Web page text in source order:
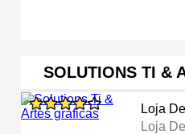
SOLUTIONS TI &
Loja
Loja